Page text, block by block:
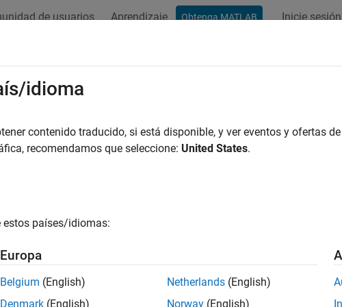
de usuarios Aprendizaje Obtenga MATLAB Inicie sesión
productos
instale y actualice productos de MathWorks
rápidamente a descargar e instalar productos:
instrucciones de instalación más detalladas, consulte los
sin instalarlo, vaya a
matlab.mathworks.com
idioma
contenido traducido, si está disponible, y ver eventos y ofertas
recomendamos que seleccione: United States.
estos países/idiomas:
Europa
Belgium (English)
Denmark (English)
Netherlands (English)
Norway (English)